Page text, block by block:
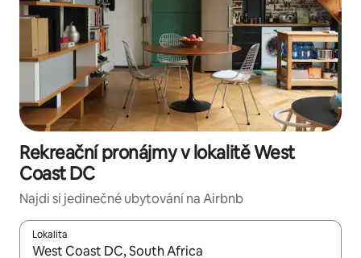
Rekreační pronájmy v lokalitě West
Coast DC
Najdi si jedinečné ubytování na Airbnb
Lokalita
Až budou výsledky k dispozici, můžeš si je procházet pomocí